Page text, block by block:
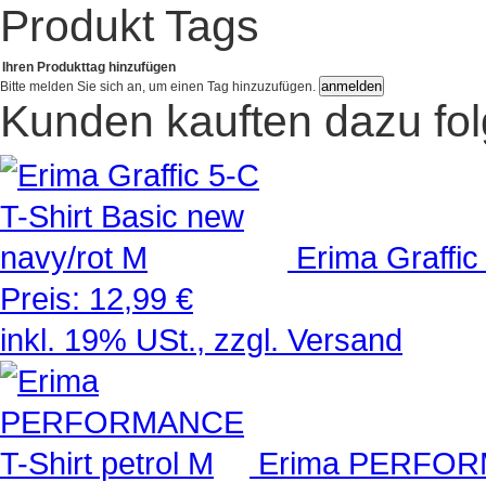
Produkt Tags
Ihren Produkttag hinzufügen
Bitte melden Sie sich an, um einen Tag hinzuzufügen.
Kunden kauften dazu
Erima
Preis: 12,99 €
inkl. 19% USt., zzgl. Versand
Erima